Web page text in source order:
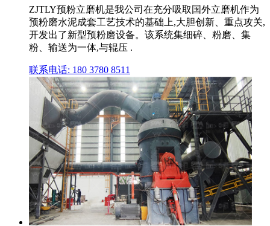
ZJTLY预粉立磨机是我公司在充分吸取国外立磨机作为
预粉磨水泥成套工艺技术的基础上,大胆创新、重点攻关,
开发出了新型预粉磨设备。该系统集细碎、粉磨、集
粉、输送为一体,与辊压 .
联系电话: 180 3780 8511